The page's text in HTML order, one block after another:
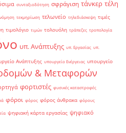
συνταξιοδότηση σφράγιση τάνκερ τέλη
τεκμηρίωση τελωνείο τηλεδιάσκεψη τιμές
τιμολόγιο τιμών τολουόλη τράπεζες τροπολογία
υπ. Ανάπτυξης υπ. Εργασίας υπ.
Ανάπτυξης υπουργείο Ενέργειας υπουργείο
& Μεταφορών
φορτιστές φυσικές καταστροφές
φόροι φόρος φόρος άνθρακα φόρους
ψηφιακή κάρτα εργασίας ψηφιακό